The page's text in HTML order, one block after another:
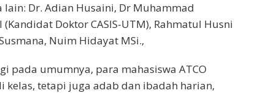
Dr. Adian Husaini, Dr Muhammad
Doktor CASIS-UTM), Rahmatul Husni
Nuim Hidayat MSi.,
pada umumnya, para mahasiswa ATCO
tetapi juga adab dan ibadah harian,